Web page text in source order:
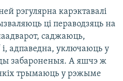
рэгулярна карэктавалі
ці пераводзяць на
саджаюць,
і, адпаведна, уключаюць у
забароненыя. А яшчэ ж
якіх трымаюць у рэжыме